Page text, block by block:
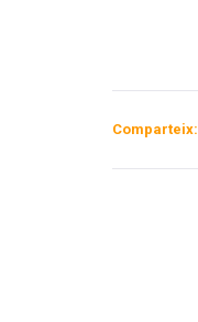
Comparteix: